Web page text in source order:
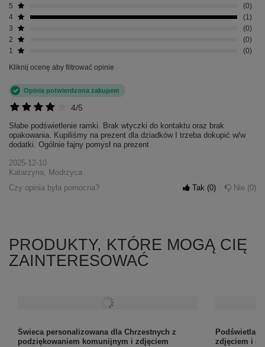
5
0
4
1
3
0
2
0
1
0
Kliknij ocenę aby filtrować opinie
4/5
Opinia potwierdzona zakupem
Słabe podświetlenie ramki. Brak wtyczki do kontaktu oraz brak
opakowania. Kupiliśmy na prezent dla dziadków I trzeba dokupić w/w
dodatki. Ogólnie fajny pomysł na prezent
2025-12-10
Katarzyna, Modrzyca
Czy opinia była pomocna?
Tak 0 Nie 0
PRODUKTY, KTÓRE MOGĄ CIĘ
ZAINTERESOWAĆ
Świeca personalizowana dla Chrzestnych z
podziękowaniem komunijnym i zdjęciem
zdjęciem i